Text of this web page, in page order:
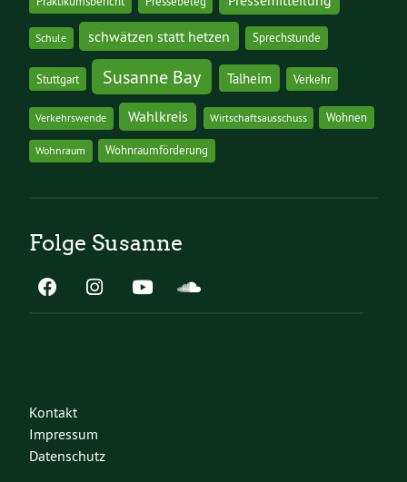
Schule schwätzen statt hetzen Sprechstunde
Stuttgart Susanne Bay Talheim Verkehr
Verkehrswende Wahlkreis Wirtschaftsausschuss Wohnen
Wohnraum Wohnraumförderung
Folge Susanne
Kontakt
Impressum
Datenschutz